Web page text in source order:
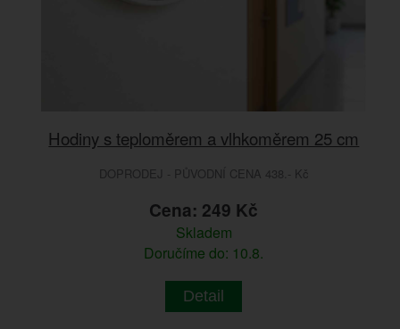
Hodiny s teploměrem a vlhkoměrem 25 cm
DOPRODEJ - PŮVODNÍ CENA 438.- Kč
Cena: 249 Kč
Skladem
Doručíme do: 10.8.
Detail